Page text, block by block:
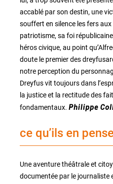
accablé par son destin, une
souffert en silence les fers
patriotisme, sa foi
héros civique, au point
doute le premier des
notre perception du
Dreyfus vit toujours dans
la justice et la rectitude des
fondamentaux. Philippe
ce qu’ils en
Une aventure théâtrale et
documentée par le journaliste